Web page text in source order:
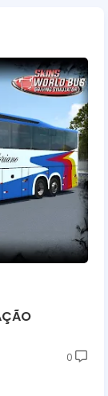
0